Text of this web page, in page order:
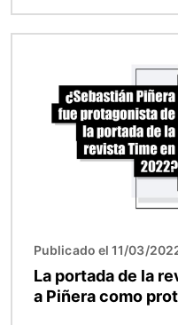
Publicado el 11/03/
La portada de la
a Piñera como